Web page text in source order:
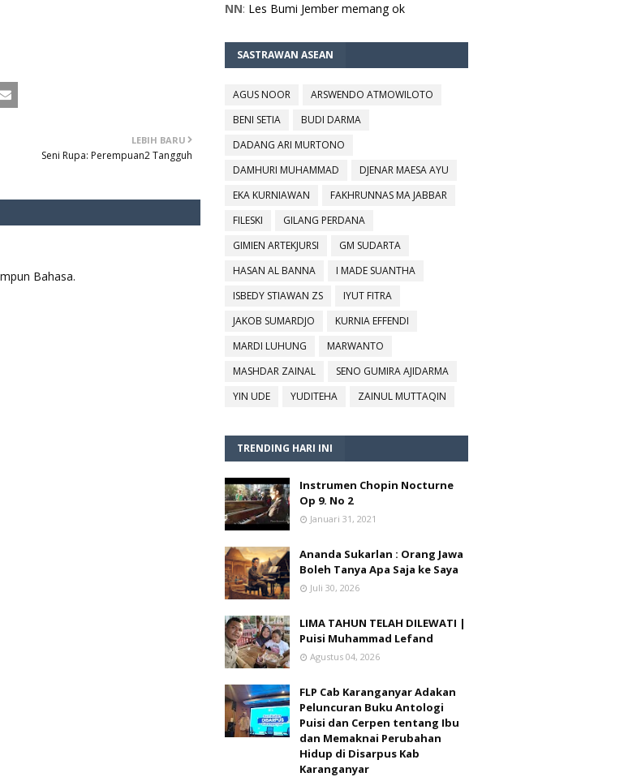
LEBIH BARU
Seni Rupa: Perempuan2 Tangguh
Bahasa.
NN: Les Bumi Jember memang ok
SASTRAWAN ASEAN
AGUS NOOR
ARSWENDO ATMOWILOTO
BENI SETIA
BUDI DARMA
DADANG ARI MURTONO
DAMHURI MUHAMMAD
DJENAR MAESA AYU
EKA KURNIAWAN
FAKHRUNNAS MA JABBAR
FILESKI
GILANG PERDANA
GIMIEN ARTEKJURSI
GM SUDARTA
HASAN AL BANNA
I MADE SUANTHA
ISBEDY STIAWAN ZS
IYUT FITRA
JAKOB SUMARDJO
KURNIA EFFENDI
MARDI LUHUNG
MARWANTO
MASHDAR ZAINAL
SENO GUMIRA AJIDARMA
YIN UDE
YUDITEHA ZAINUL MUTTAQIN
TRENDING HARI INI
Instrumen Chopin Nocturne
Op 9. No 2
Januari 31, 2021
Ananda Sukarlan : Orang Jawa
Boleh Tanya Apa Saja ke Saya
Juli 30, 2026
LIMA TAHUN TELAH DILEWATI |
Puisi Muhammad Lefand
Agustus 04, 2026
FLP Cab Karanganyar Adakan
Peluncuran Buku Antologi
Puisi dan Cerpen tentang Ibu
dan Memaknai Perubahan
Hidup di Disarpus Kab
Karanganyar